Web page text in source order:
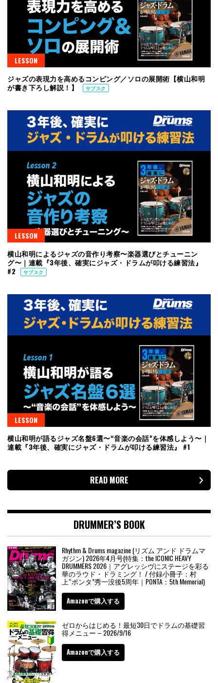
LESSON
ジャズの表現力を高めるコンピング／ソロの展開術【横山和明
が書き下ろし解説！】
サブスク
LESSON
横山和明によるジャズの音作り考察〜楽器選びとチューニン
グ〜｜連載『3年後、確実にジャズ・ドラムが叩ける練習法』
#2
サブスク
LESSON
横山和明が語るジャズ名盤6選〜“音楽の会話”を体感しよう〜｜
連載『3年後、確実にジャズ・ドラムが叩ける練習法』 #1
READ MORE
DRUMMER’S BOOK
Rhythm & Drums magazine (リズム アンド ドラムマ
ガジン) 2026年4月号(特集：the ICONIC HEAVY
DRUMMERS 2026｜アグレッシヴにステージを彩る
華のラウド・ドラミング！ / 付録小冊子：村
上“ポンタ”秀一没後5周年｜PONTA：5th Memorial)
Amazonで購入する
ゼロからはじめる！最短30日でドラムの基礎習
得メニュー – 2026/9/16
Amazonで購入する